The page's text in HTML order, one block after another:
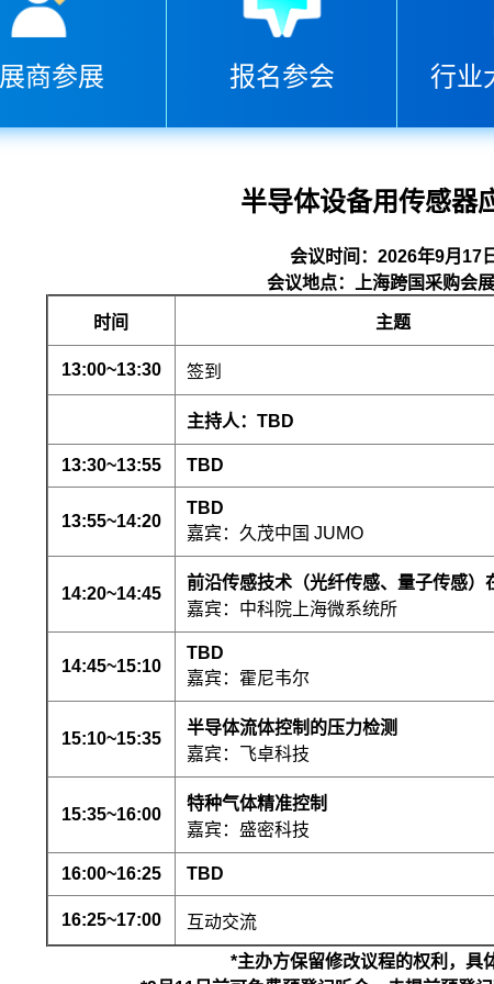
展商参展 报名参会 行业
半导体设备用传感器
会议时间：2026年9月17
会议地点：上海跨国采购会
时间 主题
13:00~13:30 签到
主持人：TBD
13:30~13:55 TBD
13:55~14:20
TBD
嘉宾：久茂中国 JUMO
14:20~14:45
前沿传感技术（光纤传感、量子传感
嘉宾：中科院上海微系统所
14:45~15:10
TBD
嘉宾：霍尼韦尔
15:10~15:35
半导体流体控制的压力检测
嘉宾：飞卓科技
15:35~16:00
特种气体精准控制
嘉宾：盛密科技
16:00~16:25 TBD
16:25~17:00 互动交流
*主办方保留修改议程的权利，具